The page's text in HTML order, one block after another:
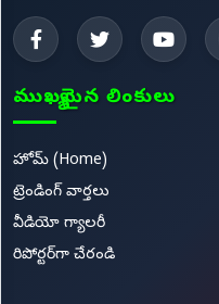
ముఖ్యమైన లింకులు
హోమ్ (Home)
ట్రెండింగ్ వార్తలు
వీడియో గ్యాలరీ
రిపోర్టర్‌గా చేరండి